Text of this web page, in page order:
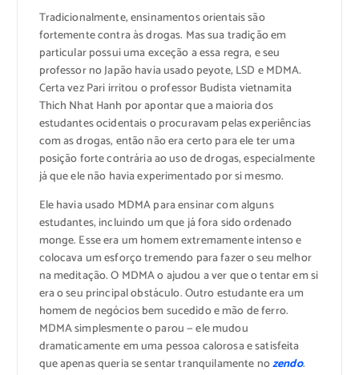
Tradicionalmente, ensinamentos orientais são
fortemente contra às drogas. Mas sua tradição em
particular possui uma exceção a essa regra, e seu
professor no Japão havia usado peyote, LSD e MDMA.
Certa vez Pari irritou o professor Budista vietnamita
Thich Nhat Hanh por apontar que a maioria dos
estudantes ocidentais o procuravam pelas experiências
com as drogas, então não era certo para ele ter uma
posição forte contrária ao uso de drogas, especialmente
já que ele não havia experimentado por si mesmo.
Ele havia usado MDMA para ensinar com alguns
estudantes, incluindo um que já fora sido ordenado
monge. Esse era um homem extremamente intenso e
colocava um esforço tremendo para fazer o seu melhor
na meditação. O MDMA o ajudou a ver que o tentar em si
era o seu principal obstáculo. Outro estudante era um
homem de negócios bem sucedido e mão de ferro.
MDMA simplesmente o parou — ele mudou
dramaticamente em uma pessoa calorosa e satisfeita
que apenas queria se sentar tranquilamente nozendo.